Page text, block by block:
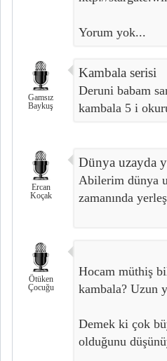
Yorum yok...
Gamsız
Baykuş
Kambala serisi
Deruni babam
kambala 5 i
Ercan
Koçak
Dünya uzayda
Abilerim dünya
zamanında
Ötüken
Çocuğu
Hocam müthiş
kambala? Uzun
Demek ki çok
olduğunu